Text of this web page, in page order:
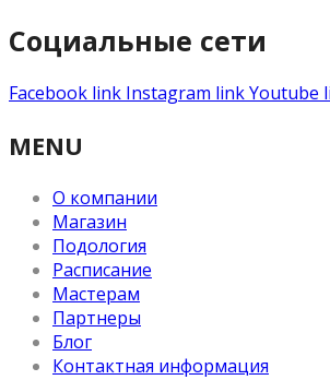
Социальные сети
Facebook link Instagram linkYoutube
MENU
О компании
Магазин
Подология
Расписание
Мастерам
Партнеры
Блог
Контактная информация